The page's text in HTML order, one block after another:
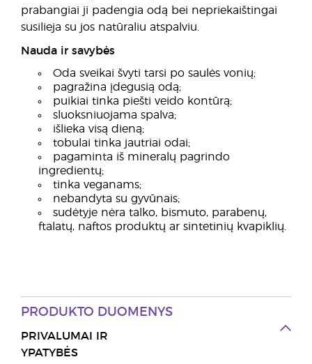
prabangiai ji padengia odą bei nepriekaištingai
susilieja su jos natūraliu atspalviu.
Nauda ir savybės
Oda sveikai švyti tarsi po saulės vonių;
pagražina įdegusią odą;
puikiai tinka piešti veido kontūrą;
sluoksniuojama spalva;
išlieka visą dieną;
tobulai tinka jautriai odai;
pagaminta iš mineralų pagrindo
ingredientų;
tinka veganams;
nebandyta su gyvūnais;
sudėtyje nėra talko, bismuto, parabenų,
ftalatų, naftos produktų ar sintetinių kvapiklių.
PRODUKTO DUOMENYS
PRIVALUMAI IR
YPATYBĖS